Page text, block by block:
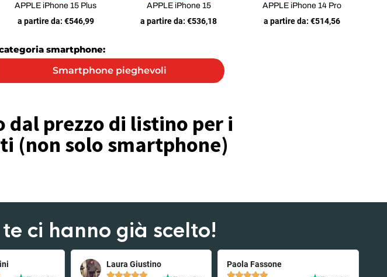
APPLE iPhone 15 Plus
a partire da: €546,99
APPLE iPhone 15
a partire da:€536,18
APPLE iPhone 14 Pro
a partire da:€514,56
smartphone:
Smartphone pieghevoli
dal prezzo di listino per i
(non solo smartphone)
ci hanno già scelto!
Laura Giustino

Paola Fassone
